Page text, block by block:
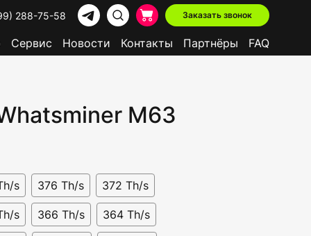
288-75-58 Заказать звонок
Сервис Новости Контакты Партнёры FAQ
В наличии Доступно в лизинг
M63
s 376 Th/s 372 Th/s
s 366 Th/s 364 Th/s